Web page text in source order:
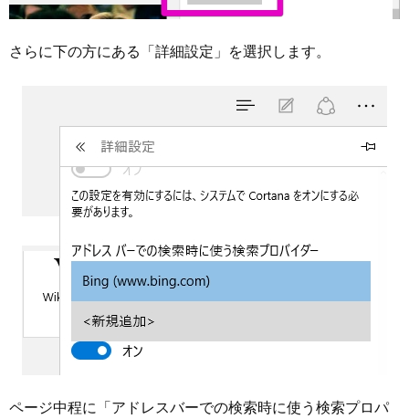
さらに下の方にある「詳細設定」を選択します。
ページ中程に「アドレスバーでの検索時に使う検索プロパ